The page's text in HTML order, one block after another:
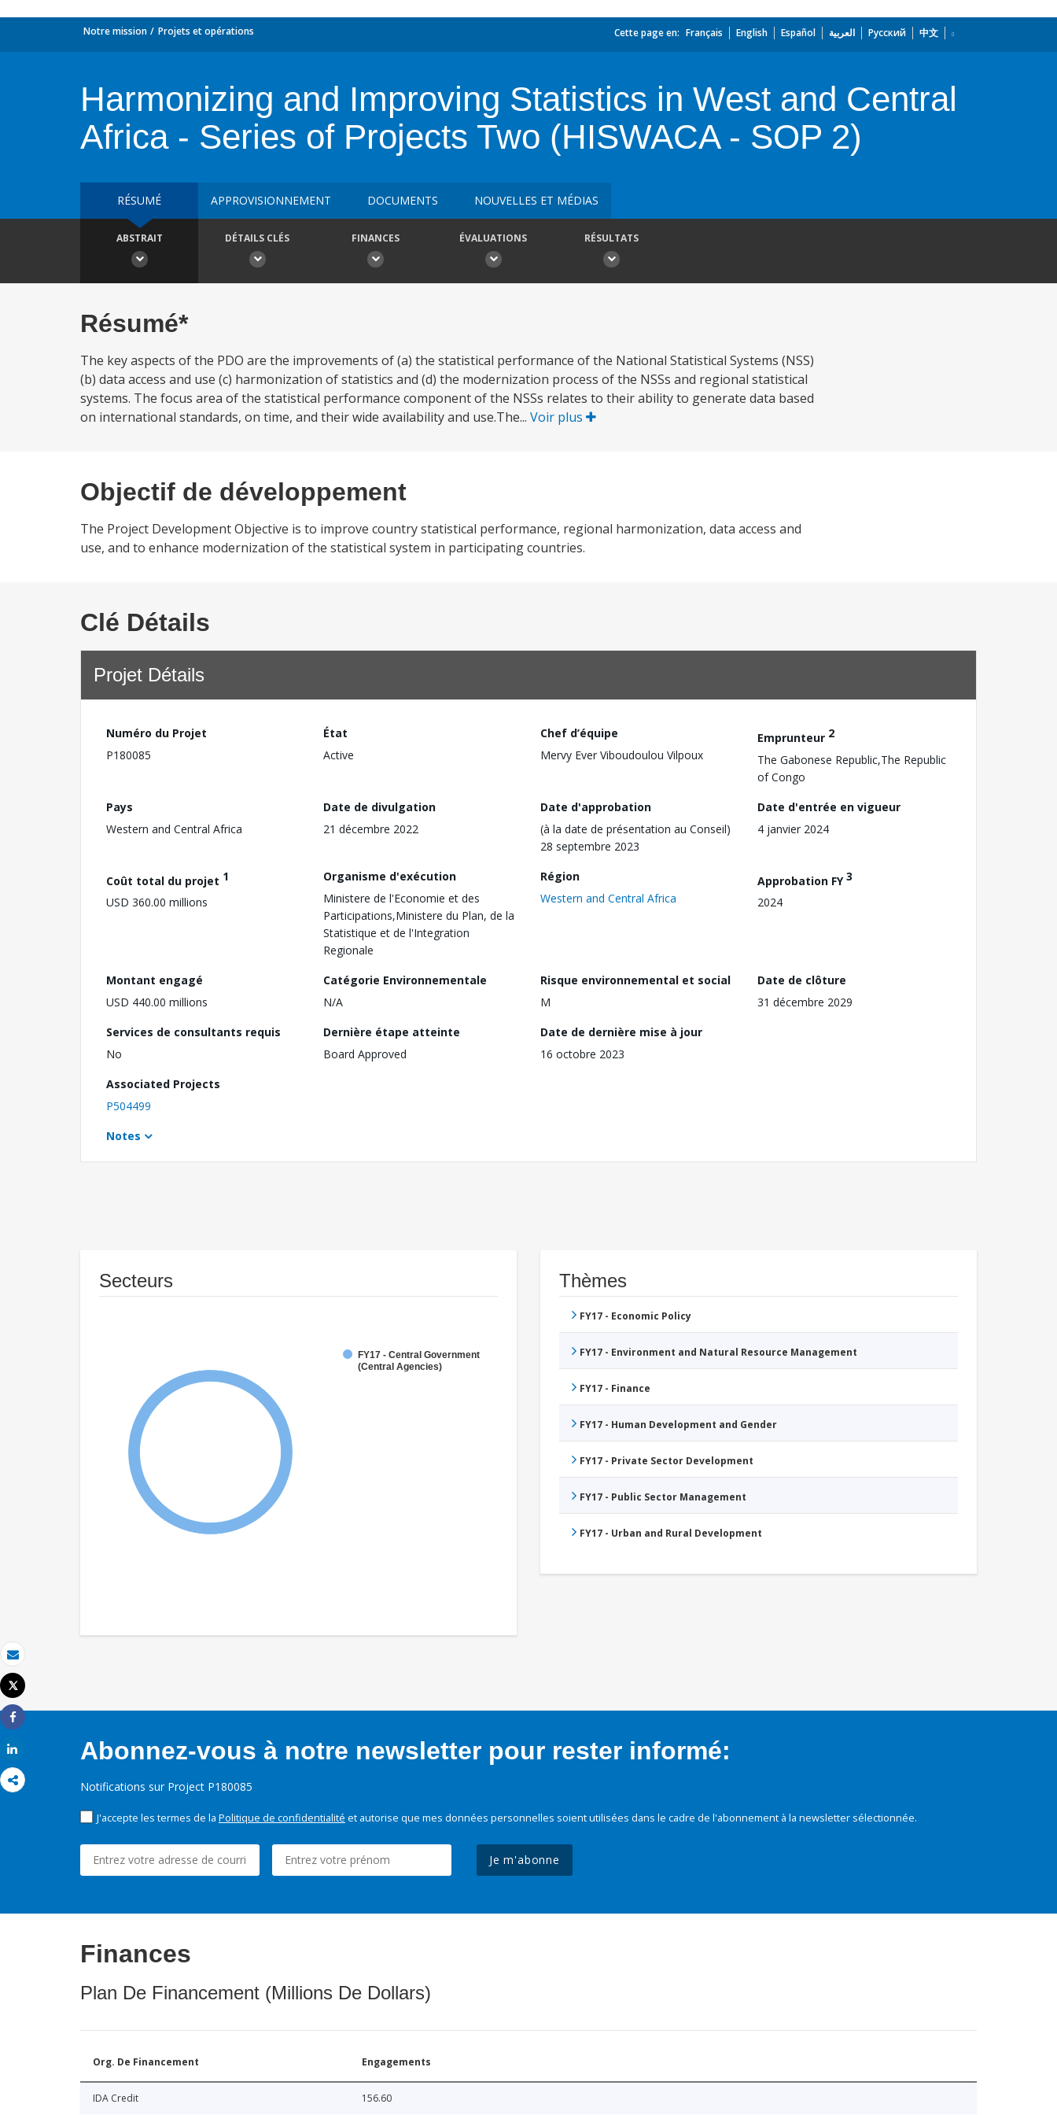
Email
Imprimer
Tweet
Share
Notre mission Projets et opérations Cette page en: Français English Español العربية Русский 中文
Harmonizing and Improving Statistics in West and Central
Africa - Series of Projects Two (HISWACA - SOP 2)
RÉSUMÉ APPROVISIONNEMENT DOCUMENTS NOUVELLES ET MÉDIAS
ABSTRAIT DÉTAILS CLÉS FINANCES ÉVALUATIONS RÉSULTATS
Résumé*
The key aspects of the PDO are the improvements of (a) the statistical performance of the National Statistical Systems (NSS)
(b) data access and use (c) harmonization of statistics and (d) the modernization process of the NSSs and regional statistical
systems. The focus area of the statistical performance component of the NSSs relates to their ability to generate data based
on international standards, on time, and their wide availability and use.The... Voir plus
Objectif de développement
The Project Development Objective is to improve country statistical performance, regional harmonization, data access and
use, and to enhance modernization of the statistical system in participating countries.
Clé Détails
Projet Détails
Numéro du Projet
P180085
État
Active
Chef d’équipe
Mervy Ever Viboudoulou Vilpoux
Emprunteur 2
The Gabonese Republic,The Republic
of Congo
Pays
Western and Central Africa
Date de divulgation
21 décembre 2022
Date d'approbation
(à la date de présentation au Conseil)
28 septembre 2023
Date d'entrée en vigueur
4 janvier 2024
Coût total du projet 1
USD 360.00 millions
Organisme d'exécution
Ministere de l'Economie et des
Participations,Ministere du Plan, de la
Statistique et de l'Integration
Regionale
Région
Western and Central Africa
Approbation FY3
2024
Montant engagé
USD 440.00 millions
Catégorie Environnementale
N/A
Risque environnemental et social
M
Date de clôture
31 décembre 2029
Services de consultants requis
No
Dernière étape atteinte
Board Approved
Date de dernière mise à jour
16 octobre 2023
Associated Projects
P504499
Notes
Secteurs
FY17 - Central Government
(Central Agencies)
Thèmes
FY17 - Economic Policy
FY17 - Environment and Natural Resource Management
FY17 - Finance
FY17 - Human Development and Gender
FY17 - Private Sector Development
FY17 - Public Sector Management
FY17 - Urban and Rural Development
Abonnez-vous à notre newsletter pour rester informé:
Notifications sur Project P180085
J'accepte les termes de la Politique de confidentialité et autorise que mes données personnelles soient utilisées dans le cadre de l'abonnement à la newsletter sélectionnée.
Je m'abonne
Finances
Plan De Financement (Millions De Dollars)
Org. De Financement Engagements
IDA Credit 156.60